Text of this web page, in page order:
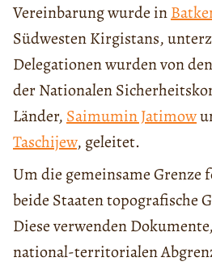
Vereinbarung wurde in
Südwesten Kirgistans,
Delegationen wurden von
der Nationalen
Länder, Saimumin Jatimow
Taschijew, geleitet.
Um die gemeinsame Grenze
beide Staaten topografische
Diese verwenden
national-territorialen